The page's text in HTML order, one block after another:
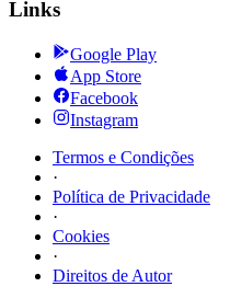
Links
Google Play
App Store
Facebook
Instagram
Termos e Condições
·
Política de Privacidade
·
Cookies
·
Direitos de Autor